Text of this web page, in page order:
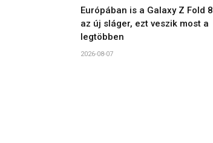
Európában is a Galaxy Z Fold 8
az új sláger, ezt veszik most a
legtöbben
2026-08-07